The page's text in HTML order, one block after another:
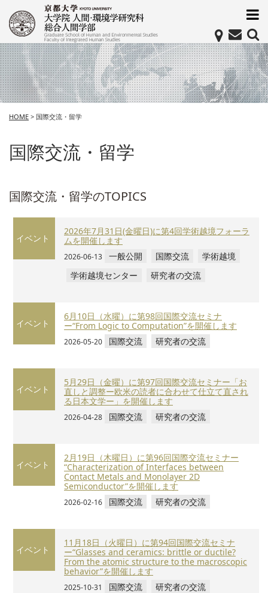
HOME > 国際交流・留学
国際交流・留学
国際交流・留学のTOPICS
イベント
2026年7月31日(金曜日)に第4回学術越境フォーラ
ムを開催します
2026-06-13 一般公開 国際交流
学術越境
学術越境センター
研究者の交流
イベント
6月10日（水曜）に第98回国際交流セミナ
ー“From Logic to Computation”を開催します
2026-05-20 国際交流 研究者の交流
イベント
5月29日（金曜）に第97回国際交流セミナー「お
直しと調整ー欧米の読者に合わせて仕立て直され
る日本文学ー」を開催します
2026-04-28 国際交流 研究者の交流
イベント
2月19日（木曜日）に第96回国際交流セミナー
“Characterization of Interfaces between
Contact Metals and Monolayer 2D
Semiconductor”を開催します
2026-02-16 国際交流 研究者の交流
イベント
11月18日（火曜日）に第94回国際交流セミナ
ー“Glasses and ceramics: brittle or ductile?
From the atomic structure to the macroscopic
behavior”を開催します
2025-10-31 国際交流 研究者の交流